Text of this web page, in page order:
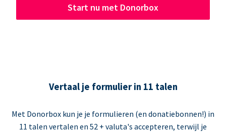
Start nu met Donorbox
Vertaal je formulier in 11 talen
Met Donorbox kun je je formulieren (en donatiebonnen!) in
11 talen vertalen en 52 + valuta's accepteren, terwijl je